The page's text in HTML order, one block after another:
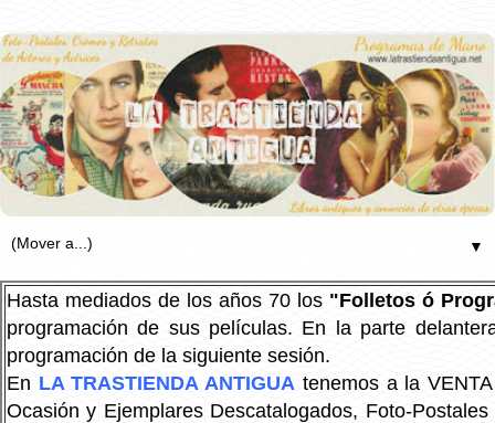
▼
Hasta mediados de los años 70 los "Folletos ó
programación de sus películas. En la parte
programación de la siguiente sesión.
En LA TRASTIENDA ANTIGUA tenemos a la
Ocasión y Ejemplares Descatalogados, Foto-